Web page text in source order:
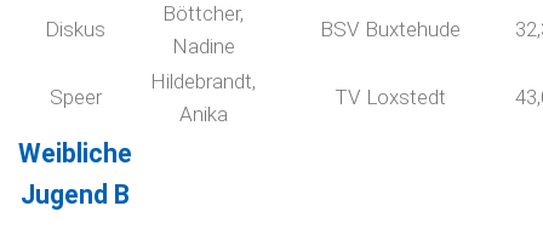
Diskus
Böttcher,
Nadine
BSV Buxtehude
Speer
Hildebrandt,
Anika
TV Loxstedt
Weibliche
Jugend B